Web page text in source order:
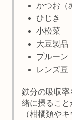
かつお（
ひじき
小松菜
大豆製品
プルーン
レンズ豆
鉄分の吸収
緒に摂ること
（柑橘類や